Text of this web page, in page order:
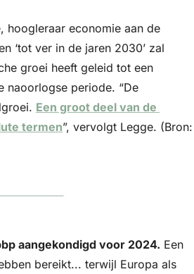
hoogleraar economie aan de
‘tot ver in de jaren 2030’ zal
groei heeft geleid tot een
naoorlogse periode. “De
Een groot deel van de
termen”, vervolgt Legge. (Bron:
aangekondigd voor 2024. Een
bereikt... terwijl Europa als